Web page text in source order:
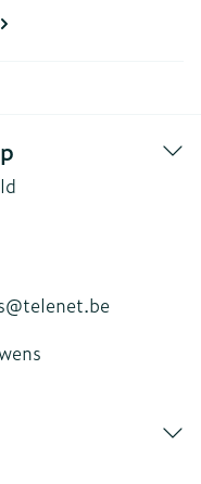
pagina
telenet.be